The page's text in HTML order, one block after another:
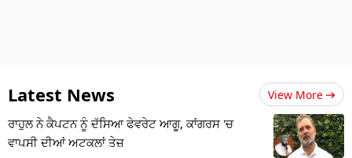
Latest News View More
ਰਾਹੁਲ ਨੇ ਕੈਪਟਨ ਨੂੰ ਦੱਸਿਆ ਫੇਵਰੇਟ ਆਗੂ, ਕਾਂਗਰਸ 'ਚ
ਵਾਪਸੀ ਦੀਆਂ ਅਟਕਲਾਂ ਤੇਜ਼